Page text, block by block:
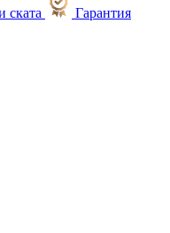
Гарантия